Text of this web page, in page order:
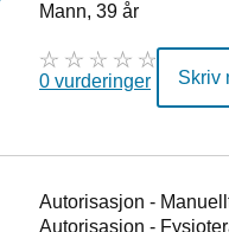
Mann, 39 år
0 vurderinger Skriv
Autorisasjon -
Autorisasjon -